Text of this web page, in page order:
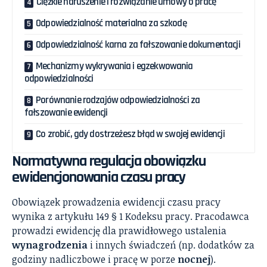
Odpowiedzialność materialna za szkodę
Odpowiedzialność karna za fałszowanie dokumentacji
Mechanizmy wykrywania i egzekwowania
odpowiedzialności
Porównanie rodzajów odpowiedzialności za
fałszowanie ewidencji
Co zrobić, gdy dostrzeżesz błąd w swojej ewidencji
Normatywna regulacja obowiązku
ewidencjonowania czasu pracy
Obowiązek prowadzenia ewidencji czasu pracy
wynika z artykułu 149 § 1 Kodeksu pracy. Pracodawca
prowadzi ewidencję dla prawidłowego ustalenia
wynagrodzenia i innych świadczeń (np. dodatków za
godziny nadliczbowe i pracę w porze nocnej).